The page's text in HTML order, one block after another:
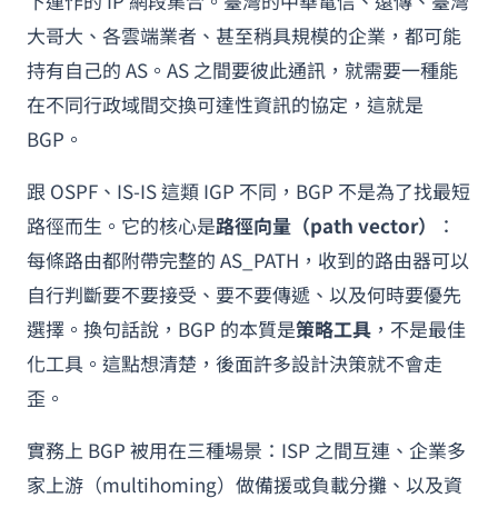
大哥大、各雲端業者、甚至稍具規模的企業，都可能
持有自己的 AS。AS 之間要彼此通訊，就需要一種能
在不同行政域間交換可達性資訊的協定，這就是
BGP。
跟 OSPF、IS-IS 這類 IGP 不同，BGP 不是為了找最短
路徑而生。它的核心是路徑向量（path vector）
：
每條路由都附帶完整的 AS_PATH，收到的路由器可以
自行判斷要不要接受、要不要傳遞、以及何時要優先
選擇。換句話說，BGP 的本質是策略工具 ，不是最佳
化工具。這點想清楚，後面許多設計決策就不會走
歪。
實務上 BGP 被用在三種場景：ISP 之間互連、企業多
家上游（multihoming）做備援或負載分攤、以及資